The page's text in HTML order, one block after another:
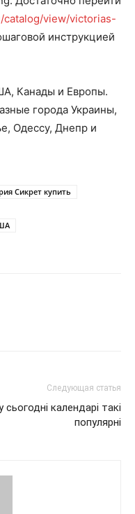
catalog/view/victorias-
инструкцией
Канады и Европы.
города Украины,
Одессу, Днепр и
Сикрет купить
Следующая статья
сьогодні календарі такі
популярні